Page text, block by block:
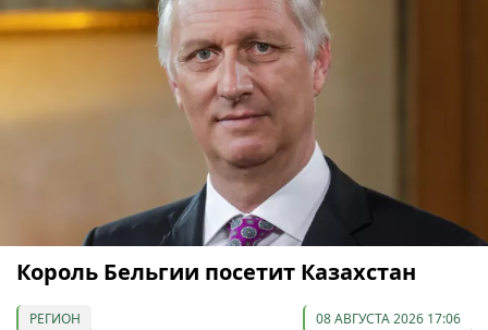
Король Бельгии посетит Казахстан
РЕГИОН 08 АВГУСТА 2026 17:06